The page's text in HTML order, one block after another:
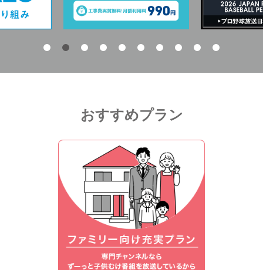
おすすめプラン